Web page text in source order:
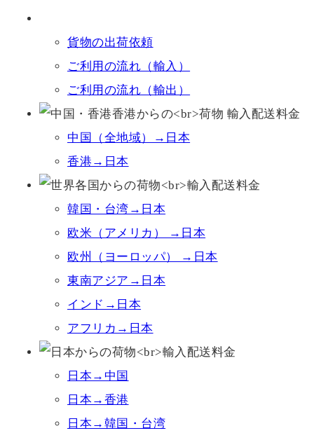
貨物の出荷依頼
ご利用の流れ（輸入）
ご利用の流れ（輸出）
中国（全地域）→日本
香港→日本
韓国・台湾→日本
欧米（アメリカ） →日本
欧州（ヨーロッパ） →日本
東南アジア→日本
インド→日本
アフリカ→日本
日本→中国
日本→香港
日本→韓国・台湾